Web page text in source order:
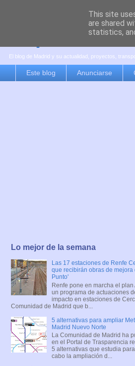
es por
El blog de Madrid y su actualidad, proyectos,
Este blog Anunciarse
Lo mejor de la semana
Las 17 estaciones de Renfe
que recibirán obras de mejora
Punto'
Renfe pone en marcha el plan
un programa de actuaciones
impacto en estaciones de
Comunidad de Madrid que b...
5 alternativas para ampliar
Madrid Nuevo Norte
La Comunidad de Madrid ha
en el Portal de Trasparencia
5 alternativas que estudia
cabo la ampliación d...
This site
are shared
statistics,